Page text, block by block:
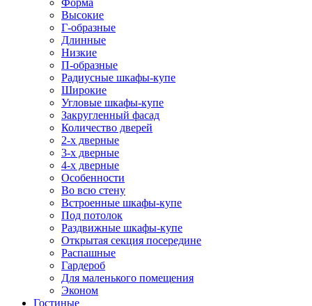
Форма
Высокие
Г-образные
Длинные
Низкие
П-образные
Радиусные шкафы-купе
Широкие
Угловые шкафы-купе
Закругленный фасад
Количество дверей
2-х дверные
3-х дверные
4-х дверные
Особенности
Во всю стену
Встроенные шкафы-купе
Под потолок
Раздвижные шкафы-купе
Открытая секция посередине
Распашные
Гардероб
Для маленького помещения
Эконом
Гостиные